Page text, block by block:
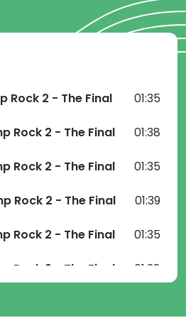
Rock 2 - The Final 01:35
Rock 2 - The Final 01:38
Rock 2 - The Final 01:35
Rock 2 - The Final 01:39
Rock 2 - The Final 01:35
Rock 2 - The Final 01:38